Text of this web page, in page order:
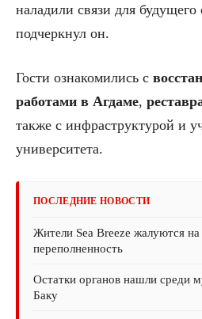
наладили связи для будущего
подчеркнул он.
Гости ознакомились с
работами в Агдаме,
также с инфраструктурой и
университета.
ПОСЛЕДНИЕ НОВОСТИ
Жители Sea Breeze жалуются
переполненность
Остатки органов нашли среди
Баку